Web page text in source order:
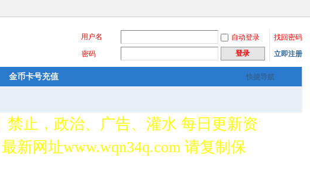
用户名 自动登录
找回密码
密码
登录 立即注册
快捷导航
金币卡号充值
止，政治、广告、灌水 每日更新资
新网址www.wqn34q.com 请复制保